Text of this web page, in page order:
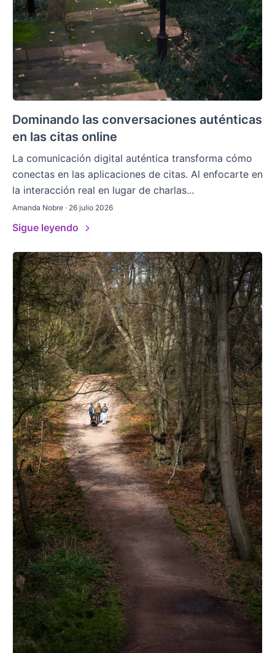
Dominando las conversaciones auténticas
en las citas online
La comunicación digital auténtica transforma cómo
conectas en las aplicaciones de citas. Al enfocarte en
la interacción real en lugar de charlas...
Amanda Nobre · 26 julio 2026
Sigue leyendo